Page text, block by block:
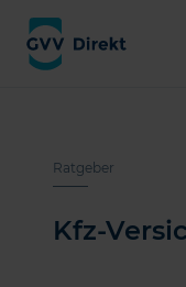
Ratgeber
Kfz-